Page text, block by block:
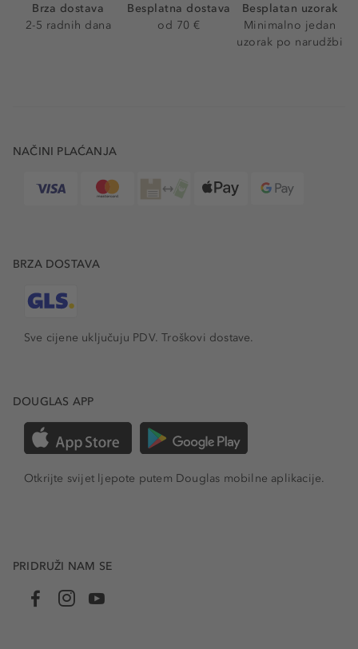
Brza dostava
2-5 radnih dana
Besplatna dostava
od 70 €
Besplatan uzorak
Minimalno jedan
uzorak po narudžbi
NAČINI PLAĆANJA
BRZA DOSTAVA
Sve cijene uključuju PDV.Troškovi dostave.
DOUGLAS APP
Otkrijte svijet ljepote putem Douglas mobilne aplikacije.
PRIDRUŽI NAM SE